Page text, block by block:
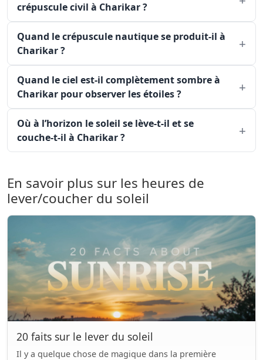
crépuscule civil à Charikar ?
Quand le crépuscule nautique se produit-il à
Charikar ?
Quand le ciel est-il complètement sombre à
Charikar pour observer les étoiles ?
Où à l’horizon le soleil se lève-t-il et se
couche-t-il à Charikar ?
En savoir plus sur les heures de
lever/coucher du soleil
20 faits sur le lever du soleil
Il y a quelque chose de magique dans la première